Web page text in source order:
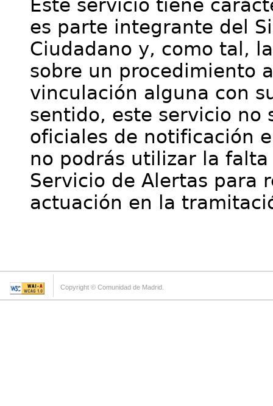
Este servicio tiene
es parte integrante del
Ciudadano y, como tal,
sobre un procedimiento
vinculación alguna con
sentido, este servicio no
oficiales de notificación
no podrás utilizar la
Servicio de Alertas para
actuación en la
Copyright © Comunidad de Madrid.